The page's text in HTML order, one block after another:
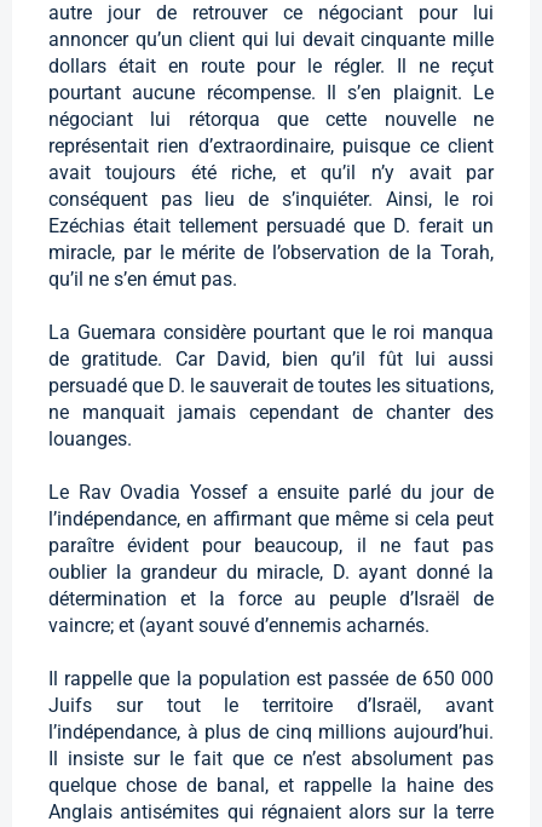
autre jour de retrouver ce négociant pour lui
annoncer qu’un client qui lui devait cinquante mille
dollars était en route pour le régler. Il ne reçut
pourtant aucune récompense. Il s’en plaignit. Le
négociant lui rétorqua que cette nouvelle ne
représentait rien d’extraordinaire, puisque ce client
avait toujours été riche, et qu’il n’y avait par
conséquent pas lieu de s’inquiéter. Ainsi, le roi
Ezéchias était tellement persuadé que D. ferait un
miracle, par le mérite de l’observation de la Torah,
qu’il ne s’en émut pas.
La Guemara considère pourtant que le roi manqua
de gratitude. Car David, bien qu’il fût lui aussi
persuadé que D. le sauverait de toutes les situations,
ne manquait jamais cependant de chanter des
louanges.
Le Rav Ovadia Yossef a ensuite parlé du jour de
l’indépendance, en affirmant que même si cela peut
paraître évident pour beaucoup, il ne faut pas
oublier la grandeur du miracle, D. ayant donné la
détermination et la force au peuple d’Israël de
vaincre; et (ayant souvé d’ennemis acharnés.
Il rappelle que la population est passée de 650 000
Juifs sur tout le territoire d’Israël, avant
l’indépendance, à plus de cinq millions aujourd’hui.
Il insiste sur le fait que ce n’est absolument pas
quelque chose de banal, et rappelle la haine des
Anglais antisémites qui régnaient alors sur la terre